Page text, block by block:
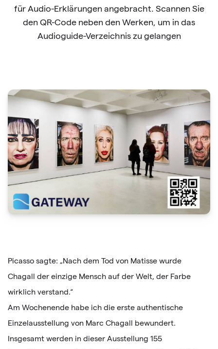
für Audio-Erklärungen angebracht. Scannen Sie
den QR-Code neben den Werken, um in das
Audioguide-Verzeichnis zu gelangen
Picasso sagte: „Nach dem Tod von Matisse wurde
Chagall der einzige Mensch auf der Welt, der Farbe
wirklich verstand.“
Am Wochenende habe ich die erste authentische
Einzelausstellung von Marc Chagall bewundert.
Insgesamt werden in dieser Ausstellung 155